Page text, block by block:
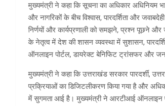
मुख्यमंत्री ने कहा कि सूचना का अधिकार अधिनियम
और नागरिकों के बीच विश्वास, पारदर्शिता और
निर्णयों और कार्यप्रणाली को समझने, प्रश्न पूछने और
के नेतृत्व में देश की शासन व्यवस्था में सुशासन,
ऑनलाइन पोर्टल, डायरेक्ट बेनिफिट ट्रांसफर और
मुख्यमंत्री ने कहा कि उत्तराखंड सरकार पारदर्शी,
प्रक्रियाओं का डिजिटलीकरण किया गया है और
में सुगमता आई है। मुख्यमंत्री ने आरटीआई ऑनलाइन